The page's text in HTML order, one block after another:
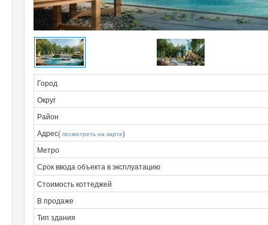
Город
Округ
Район
Адрес( посмотреть на карте)
Метро
Срок ввода объекта в эксплуатацию
Стоимость коттеджей
В продаже
Тип здания